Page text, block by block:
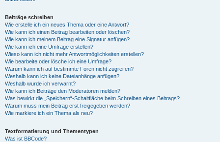
Beiträge schreiben
Wie erstelle ich ein neues Thema oder eine Antwort?
Wie kann ich einen Beitrag bearbeiten oder löschen?
Wie kann ich meinem Beitrag eine Signatur anfügen?
Wie kann ich eine Umfrage erstellen?
Wieso kann ich nicht mehr Antwortmöglichkeiten erstellen?
Wie bearbeite oder lösche ich eine Umfrage?
Warum kann ich auf bestimmte Foren nicht zugreifen?
Weshalb kann ich keine Dateianhänge anfügen?
Weshalb wurde ich verwarnt?
Wie kann ich Beiträge den Moderatoren melden?
Was bewirkt die „Speichern“-Schaltfläche beim Schreiben eines Beitrags?
Warum muss mein Beitrag erst freigegeben werden?
Wie markiere ich ein Thema als neu?
Textformatierung und Thementypen
Was ist BBCode?